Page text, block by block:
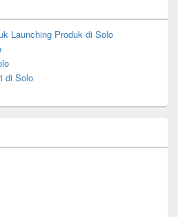
Launching Produk di Solo
di Solo